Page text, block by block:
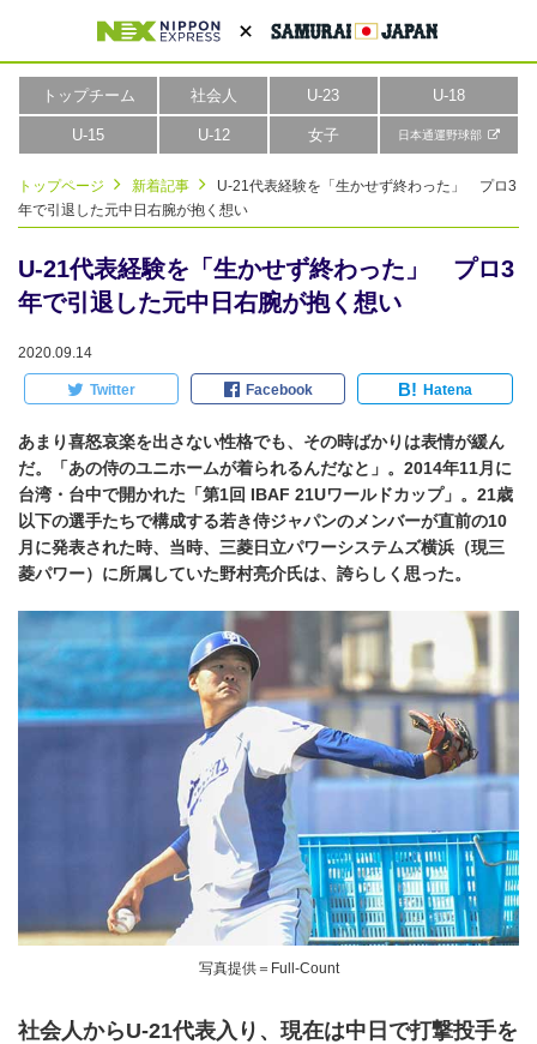
トップチーム 社会人 U-23 U-18
U-15 U-12 女子 日本通運野球部
トップページ 新着記事
U-21代表経験を「生かせず終わった」 プロ3
年で引退した元中日右腕が抱く想い
U-21代表経験を「生かせず終わった」 プロ3
年で引退した元中日右腕が抱く想い
2020.09.14
Twitter Facebook B! Hatena
あまり喜怒哀楽を出さない性格でも、その時ばかりは表情が緩ん
だ。「あの侍のユニホームが着られるんだなと」。2014年11月に
台湾・台中で開かれた「第1回 IBAF 21Uワールドカップ」。21歳
以下の選手たちで構成する若き侍ジャパンのメンバーが直前の10
月に発表された時、当時、三菱日立パワーシステムズ横浜（現三
菱パワー）に所属していた野村亮介氏は、誇らしく思った。
写真提供＝Full-Count
社会人からU-21代表入り、現在は中日で打撃投手を